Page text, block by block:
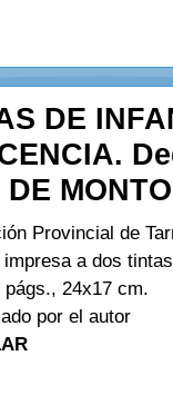
DE
Provincial de
a dos
24x17 cm.
por el autor